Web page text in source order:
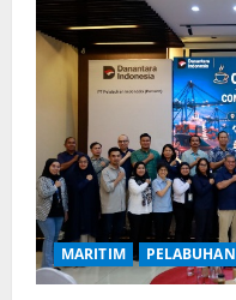
MARITIM PELABUHAN